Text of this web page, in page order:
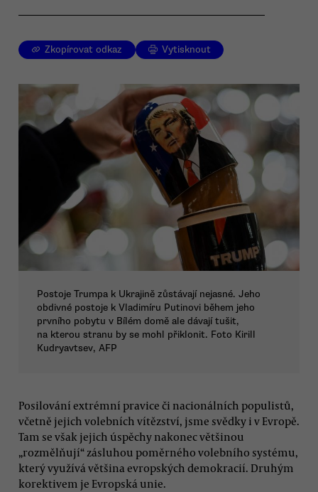
Zkopírovat odkaz Vytisknout
Postoje Trumpa k Ukrajině zůstávají nejasné. Jeho
obdivné postoje k Vladimíru Putinovi během jeho
prvního pobytu v Bílém domě ale dávají tušit,
na kterou stranu by se mohl přiklonit. Foto Kirill
Kudryavtsev, AFP
Posilování extrémní pravice či nacionálních populistů,
včetně jejich volebních vítězství, jsme svědky i v Evropě.
Tam se však jejich úspěchy nakonec většinou
„rozmělňují“ zásluhou poměrného volebního systému,
který využívá většina evropských demokracií. Druhým
korektivem je Evropská unie.